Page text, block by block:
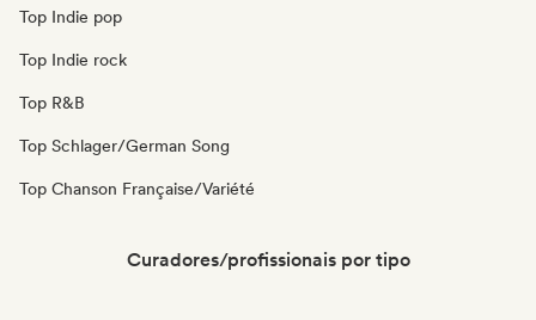
Top Indie pop
Top Indie rock
Top R&B
Top Schlager/German Song
Top Chanson Française/Variété
Curadores/profissionais por tipo